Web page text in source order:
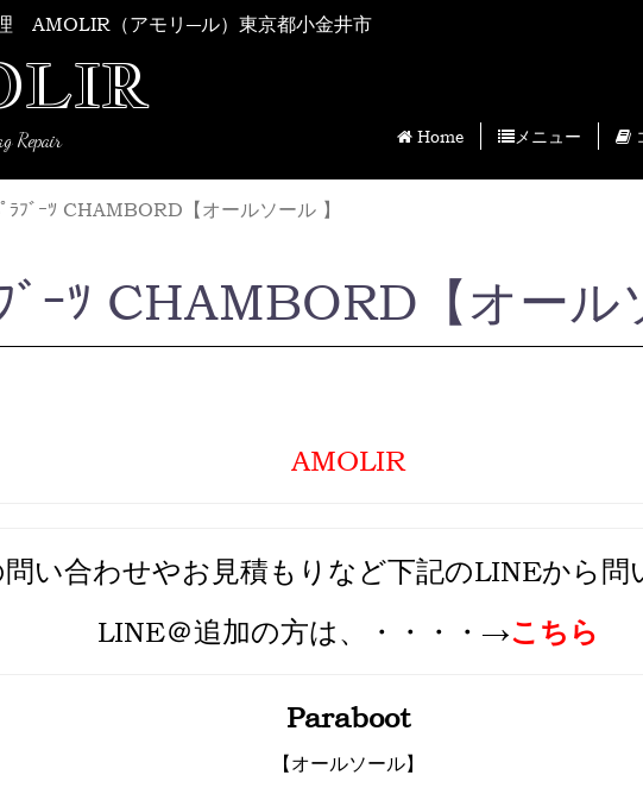
AMOLIR（アモリ―ル）東京都小金井市
Repair Home メニュー
ﾌﾞｰﾂ CHAMBORD【オールソール 】
ｰﾂ CHAMBORD【オール
AMOLIR
い合わせやお見積もりなど下記のLINEから問
LINE＠追加の方は、・・・・→こちら
Paraboot
【オールソール】